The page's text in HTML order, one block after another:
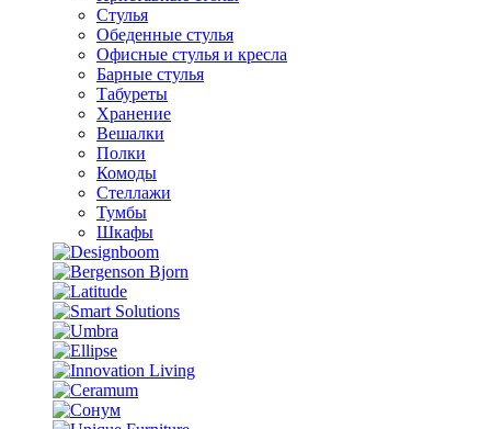
Стулья
Обеденные стулья
Офисные стулья и кресла
Барные стулья
Табуреты
Хранение
Вешалки
Полки
Комоды
Стеллажи
Тумбы
Шкафы